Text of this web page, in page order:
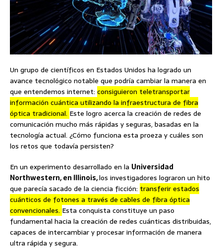
Un grupo de científicos en Estados Unidos ha logrado un
avance tecnológico notable que podría cambiar la manera en
que entendemos internet: consiguieron teletransportar
información cuántica utilizando la infraestructura de fibra
óptica tradicional. Este logro acerca la creación de redes de
comunicación mucho más rápidas y seguras, basadas en la
tecnología actual. ¿Cómo funciona esta proeza y cuáles son
los retos que todavía persisten?
En un experimento desarrollado en la Universidad
Northwestern, en Illinois,los investigadores lograron un hito
que parecía sacado de la ciencia ficción: transferir estados
cuánticos de fotones a través de cables de fibra óptica
convencionales. Esta conquista constituye un paso
fundamental hacia la creación de redes cuánticas distribuidas,
capaces de intercambiar y procesar información de manera
ultra rápida y segura.